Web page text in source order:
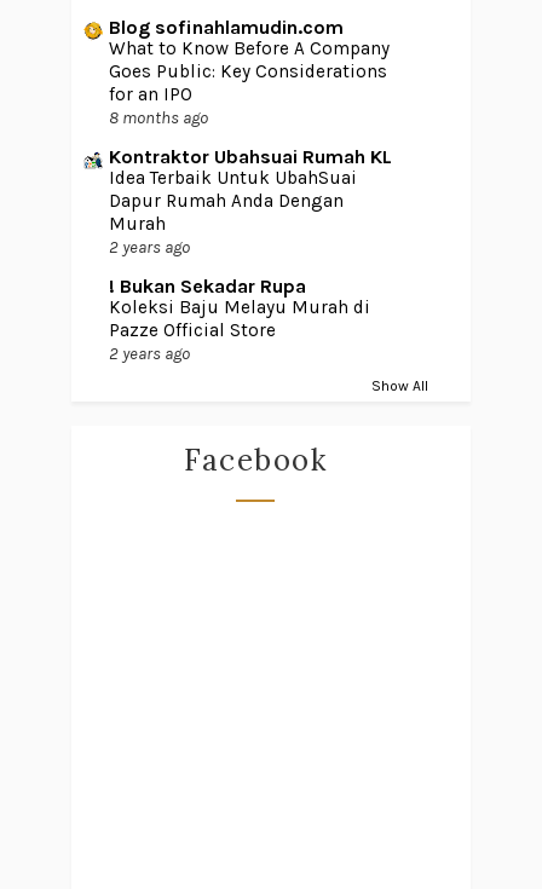
Blog sofinahlamudin.com
What to Know Before A Company
Goes Public: Key Considerations
for an IPO
8 months ago
Kontraktor Ubahsuai Rumah KL
Idea Terbaik Untuk UbahSuai
Dapur Rumah Anda Dengan
Murah
2 years ago
! Bukan Sekadar Rupa
Koleksi Baju Melayu Murah di
Pazze Official Store
2 years ago
Show All
Facebook